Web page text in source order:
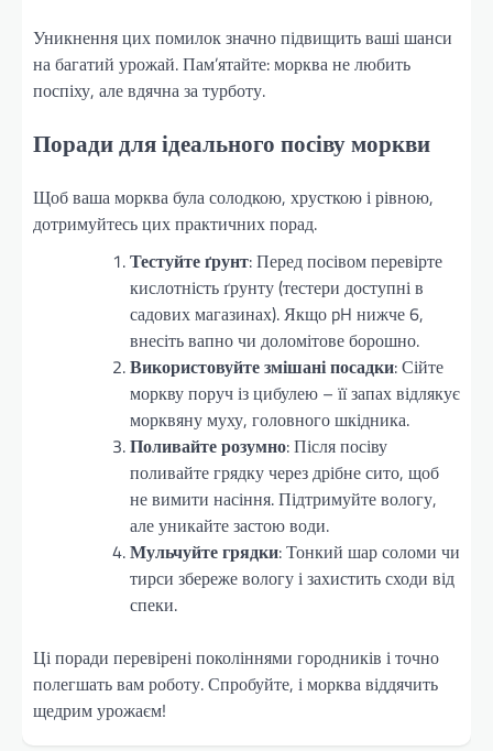
Уникнення цих помилок значно підвищить ваші шанси
на багатий урожай. Пам’ятайте: морква не любить
поспіху, але вдячна за турботу.
Поради для ідеального посіву моркви
Щоб ваша морква була солодкою, хрусткою і рівною,
дотримуйтесь цих практичних порад.
Тестуйте ґрунт: Перед посівом перевірте
кислотність ґрунту (тестери доступні в
садових магазинах). Якщо pH нижче 6,
внесіть вапно чи доломітове борошно.
Використовуйте змішані посадки: Сійте
моркву поруч із цибулею – її запах відлякує
морквяну муху, головного шкідника.
Поливайте розумно: Після посіву
поливайте грядку через дрібне сито, щоб
не вимити насіння. Підтримуйте вологу,
але уникайте застою води.
Мульчуйте грядки: Тонкий шар соломи чи
тирси збереже вологу і захистить сходи від
спеки.
Ці поради перевірені поколіннями городників і точно
полегшать вам роботу. Спробуйте, і морква віддячить
щедрим урожаєм!